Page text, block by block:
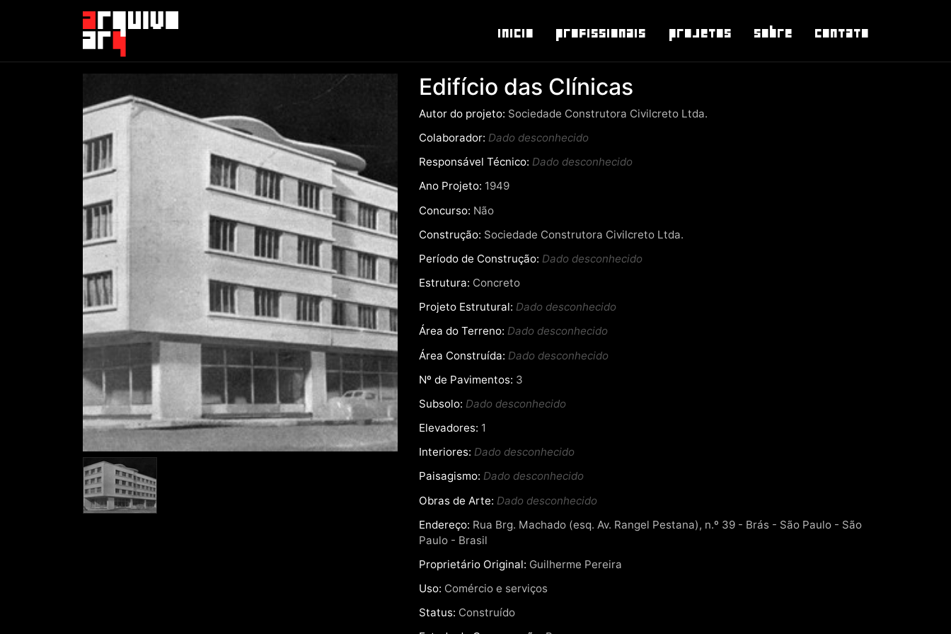
Inicio Profissionais Projetos Sobre Contato
Edifício das Clínicas
Autor do projeto: Sociedade Construtora Civilcreto Ltda.
Colaborador: Dado desconhecido
Responsável Técnico: Dado desconhecido
Ano Projeto: 1949
Concurso: Não
Construção: Sociedade Construtora Civilcreto Ltda.
Período de Construção: Dado desconhecido
Estrutura: Concreto
Projeto Estrutural: Dado desconhecido
Área do Terreno: Dado desconhecido
Área Construída: Dado desconhecido
Nº de Pavimentos: 3
Subsolo: Dado desconhecido
Elevadores: 1
Interiores: Dado desconhecido
Paisagismo: Dado desconhecido
Obras de Arte: Dado desconhecido
Endereço: Rua Brg. Machado (esq. Av. Rangel Pestana), n.º 39 - Brás - São Paulo - São
Paulo - Brasil
Proprietário Original: Guilherme Pereira
Uso: Comércio e serviços
Status: Construído